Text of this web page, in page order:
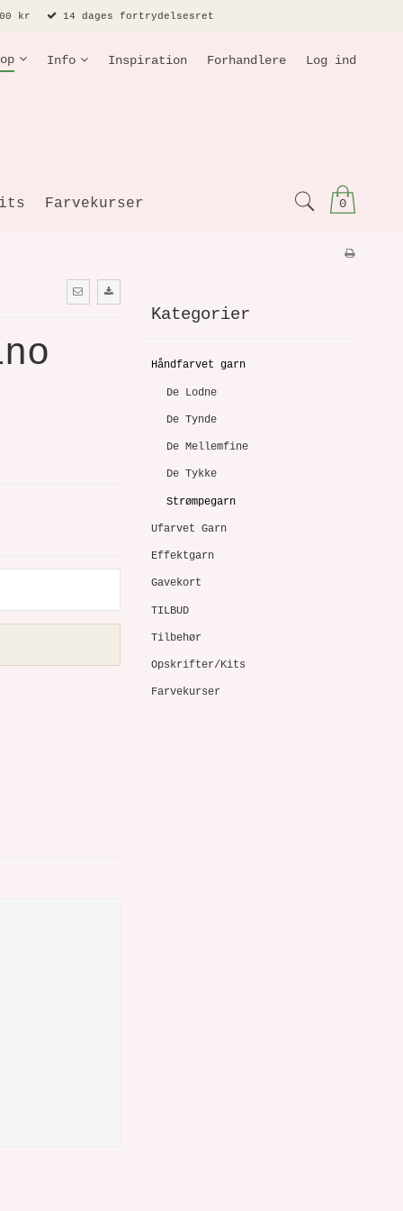
kr 14 dages fortrydelsesret
Info Inspiration Forhandlere Log ind
0
Farvekurser
Kategorier
Håndfarvet garn
De Lodne
De Tynde
De Mellemfine
De Tykke
Strømpegarn
Ufarvet Garn
Effektgarn
Gavekort
TILBUD
Tilbehør
Opskrifter/Kits
Farvekurser